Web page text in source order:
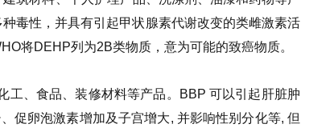
毒性，并具有引起甲状腺素代谢改变的类雌激素活
将DEHP列为2B类物质，意为可能的致癌物质。
工、食品、装修材料等产品。BBP 可以引起肝脏肿
促卵泡激素增加及子宫增大, 并影响性别分化等, 但